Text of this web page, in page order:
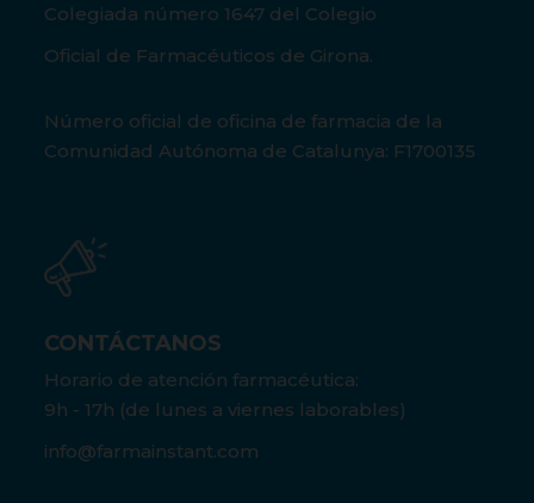
Colegiada número 1647 del Colegio
Oficial de Farmacéuticos de Girona.
Número oficial de oficina de farmacia de la
Comunidad Autónoma de Catalunya: F1700135
CONTÁCTANOS
Horario de atención farmacéutica:
9h - 17h (de lunes a viernes laborables)
info@farmainstant.com